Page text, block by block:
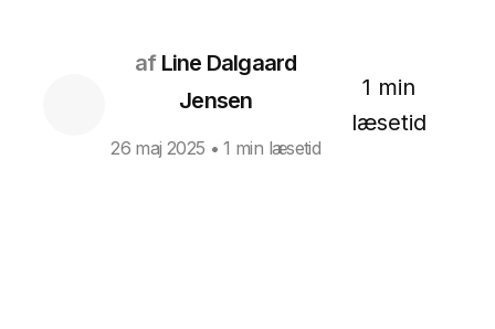
afLine Dalgaard
Jensen
26 maj 2025 • 1 min læsetid
1 min
læsetid